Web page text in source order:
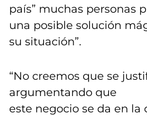
país” muchas personas
una posible solución
su situación”.
“No creemos que se
argumentando que
este negocio se da en la